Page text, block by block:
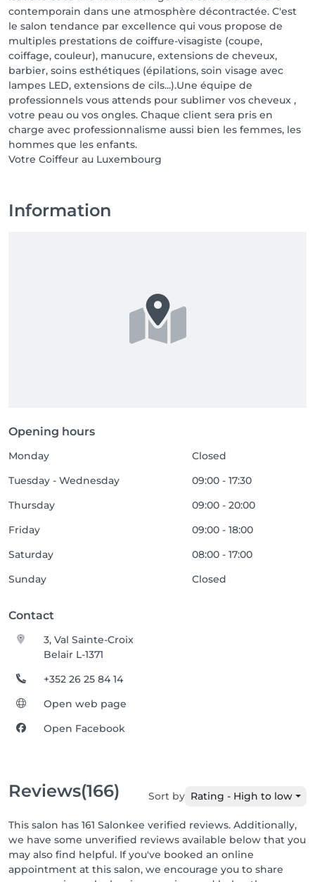
contemporain dans une atmosphère décontractée. C'est
le salon tendance par excellence qui vous propose de
multiples prestations de coiffure-visagiste (coupe,
coiffage, couleur), manucure, extensions de cheveux,
barbier, soins esthétiques (épilations, soin visage avec
lampes LED, extensions de cils...).Une équipe de
professionnels vous attends pour sublimer vos cheveux ,
votre peau ou vos ongles. Chaque client sera pris en
charge avec professionnalisme aussi bien les femmes, les
hommes que les enfants.
Votre Coiffeur au Luxembourg
Information
Opening hours
Monday
Closed
Tuesday - Wednesday
09:00 - 17:30
Thursday
09:00 - 20:00
Friday
09:00 - 18:00
Saturday
08:00 - 17:00
Sunday
Closed
Contact
3, Val Sainte-Croix
Belair L-1371
+352 26 25 84 14
Open web page
Open Facebook
Reviews(166) Sort by Rating - High to low
This salon has 161 Salonkee verified reviews. Additionally,
we have some unverified reviews available below that you
may also find helpful. If you've booked an online
appointment at this salon, we encourage you to share